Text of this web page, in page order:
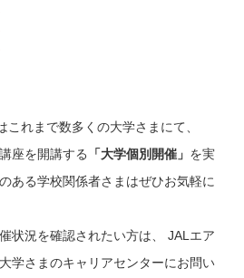
れまで数多くの大学さまにて、
座を開講する
「大学個別開催」 を実
ある学校関係者さまはぜひお気軽に
状況を確認されたい方は、 JALエア
学さまのキャリアセンターにお問い